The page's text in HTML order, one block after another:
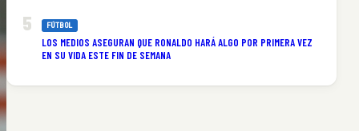
FÚTBOL
LOS MEDIOS ASEGURAN QUE RONALDO HARÁ ALGO POR PRIMERA VEZ
EN SU VIDA ESTE FIN DE SEMANA